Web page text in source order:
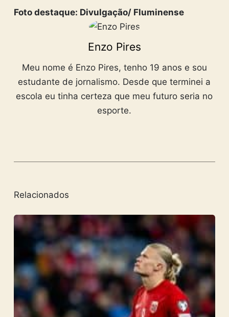
Foto destaque: Divulgação/ Fluminense
Enzo Pires
Meu nome é Enzo Pires, tenho 19 anos e sou
estudante de jornalismo. Desde que terminei a
escola eu tinha certeza que meu futuro seria no
esporte.
Relacionados